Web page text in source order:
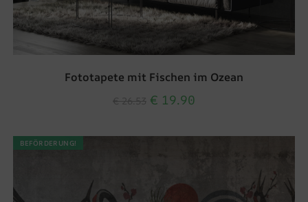
Fototapete mit Fischen im Ozean
€ 19.90
BEFÖRDERUNG!